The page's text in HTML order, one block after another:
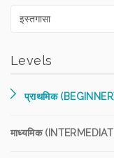
Levels
प्राथमिक
माध्यमिक